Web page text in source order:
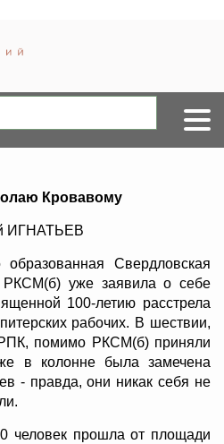
Кровавому
ИГНАТЬЕВ
Свердловская
РКСМ(б) уже заявила о себе
100-летию расстрела
рабочих. В шествии,
помимо РКСМ(б) приняли
в колонне была замечена
- правда, они никак себя не
человек прошла от площади